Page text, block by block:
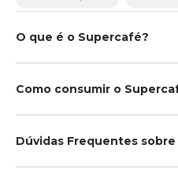
O que é o Supercafé?
Como consumir o
Dúvidas Frequentes